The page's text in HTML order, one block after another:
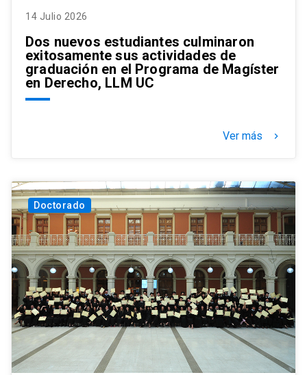
14 Julio 2026
Dos nuevos estudiantes culminaron
exitosamente sus actividades de
graduación en el Programa de Magíster
en Derecho, LLM UC
Ver más keyboard_arrow_right
Doctorado